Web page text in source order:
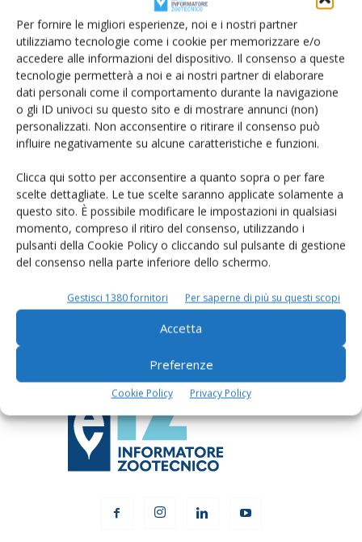
Per fornire le migliori esperienze, noi e i nostri partner
utilizziamo tecnologie come i cookie per memorizzare e/o
accedere alle informazioni del dispositivo. Il consenso a queste
tecnologie permetterà a noi e ai nostri partner di elaborare
dati personali come il comportamento durante la navigazione
o gli ID univoci su questo sito e di mostrare annunci (non)
personalizzati. Non acconsentire o ritirare il consenso può
influire negativamente su alcune caratteristiche e funzioni.
Clicca qui sotto per acconsentire a quanto sopra o per fare
scelte dettagliate. Le tue scelte saranno applicate solamente a
questo sito. È possibile modificare le impostazioni in qualsiasi
momento, compreso il ritiro del consenso, utilizzando i
pulsanti della Cookie Policy o cliccando sul pulsante di gestione
del consenso nella parte inferiore dello schermo.
Gestisci 1380 fornitori Per saperne di più su questi scopi
Accetta
Preferenze
Cookie Policy Privacy Policy
Cerca adesso
Rimani aggiornato sul mondo
dell’agricoltura
Iscriviti alle nostre newsletter